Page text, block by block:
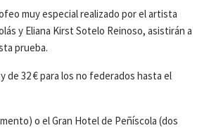
muy especial realizado por el artista
y Eliana Kirst Sotelo Reinoso, asistirán a
prueba.
de 32 € para los no federados hasta el
o el Gran Hotel de Peñíscola (dos